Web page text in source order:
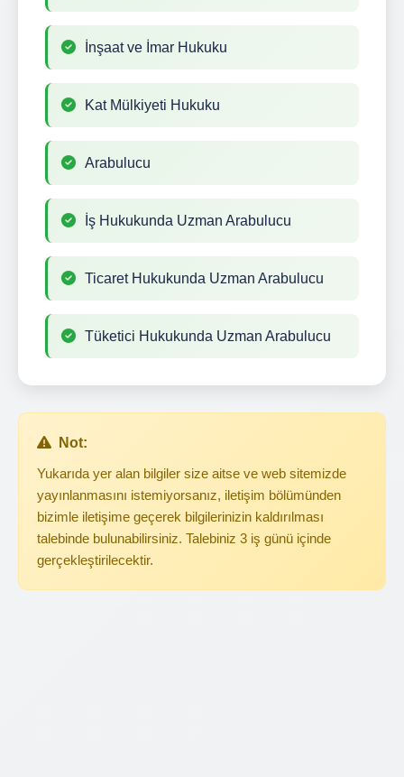
İnşaat ve İmar Hukuku
Kat Mülkiyeti Hukuku
Arabulucu
İş Hukukunda Uzman Arabulucu
Ticaret Hukukunda Uzman Arabulucu
Tüketici Hukukunda Uzman Arabulucu
Not:
Yukarıda yer alan bilgiler size aitse ve web sitemizde
yayınlanmasını istemiyorsanız, iletişim bölümünden
bizimle iletişime geçerek bilgilerinizin kaldırılması
talebinde bulunabilirsiniz. Talebiniz 3 iş günü içinde
gerçekleştirilecektir.